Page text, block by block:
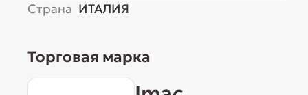
Страна ИТАЛИЯ
Торговая марка